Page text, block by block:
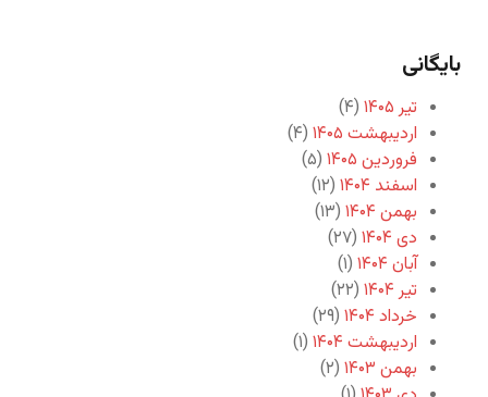
بایگانی
تیر ۱۴۰۵
(۴)
اردیبهشت ۱۴۰۵
(۴)
فروردین ۱۴۰۵
(۵)
اسفند ۱۴۰۴
(۱۲)
بهمن ۱۴۰۴
(۱۳)
دی ۱۴۰۴
(۲۷)
آبان ۱۴۰۴
(۱)
تیر ۱۴۰۴
(۲۲)
خرداد ۱۴۰۴
(۲۹)
اردیبهشت ۱۴۰۴
(۱)
بهمن ۱۴۰۳
(۲)